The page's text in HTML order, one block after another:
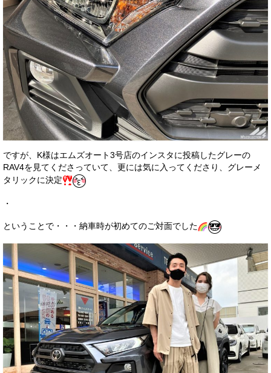
ですが、K様はエムズオート3号店のインスタに投稿したグレーの
RAV4を見てくださっていて、更には気に入ってくださり、グレーメ
タリックに決定
・
ということで・・・納車時が初めてのご対面でした